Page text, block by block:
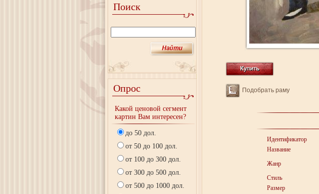
Поиск
Опрос
Какой ценовой сегмент
картин Вам интересен?
до 50 дол.
от 50 до 100 дол.
от 100 до 300 дол.
от 300 до 500 дол.
от 500 до 1000 дол.
Подобрать раму
Идентификатор
Название
Жанр
Стиль
Размер